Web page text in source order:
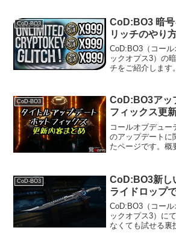
す。 「Back in
CoD-BO3
CoD:BO3 暗
リッチのやり
CoD:BO3（コー
ックオプス3）の
チをご紹介します
ト1.15でもまだ使
と...
CoD-BO3
CoD:BO3アッ
フィックス更
コールオブデュー
のアップデートに
たページです。概
ます。 タイトル
内容と容量。...
CoD-BO3
CoD:BO3新し
ライドロップ
CoD:BO3（コー
ックオプス3）に
なくても試せる裏